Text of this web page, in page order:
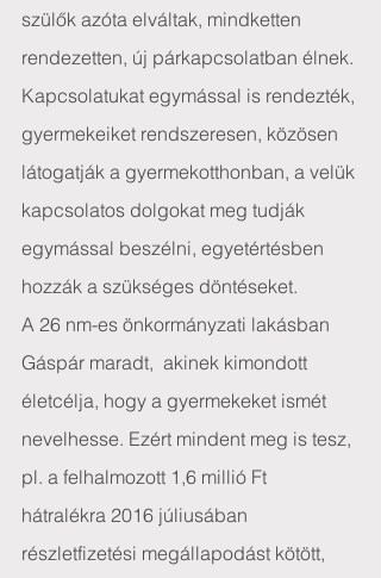
szülők azóta elváltak, mindketten
rendezetten, új párkapcsolatban élnek.
Kapcsolatukat egymással is rendezték,
gyermekeiket rendszeresen, közösen
látogatják a gyermekotthonban, a velük
kapcsolatos dolgokat meg tudják
egymással beszélni, egyetértésben
hozzák a szükséges döntéseket.
A 26 nm-es önkormányzati lakásban
Gáspár maradt,  akinek kimondott
életcélja, hogy a gyermekeket ismét
nevelhesse. Ezért mindent meg is tesz,
pl. a felhalmozott 1,6 millió Ft
hátralékra 2016 júliusában
részletfizetési megállapodást kötött,